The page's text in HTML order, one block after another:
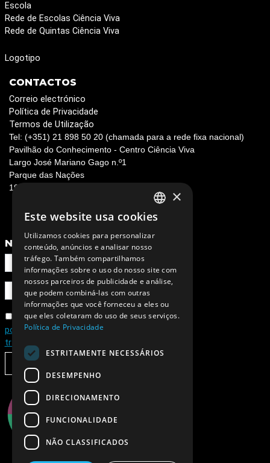
Escola
Rede de Escolas Ciência Viva
Rede de Quintas Ciência Viva
Logotipo
CONTACTOS
Correio electrónico
Política de Privacidade
Termos de Utilização
Tel: (+351) 21 898 50 20 (chamada para a rede fixa nacional)
Pavilhão do Conhecimento - Centro Ciência Viva
Largo José Mariano Gago n.º1
Parque das Nações
1990-073 Lisboa, Portugal
NEWSLETTER
Concordo com a
política de privacidade e de
tratamento de dados pessoais
SUBSCREVER
PORTUGUESE
ENGLISH
×
Este website usa cookies
Utilizamos cookies para personalizar
conteúdo, anúncios e analisar nosso
tráfego. Também compartilhamos
informações sobre o uso do nosso site com
nossos parceiros de publicidade e análise,
que podem combiná-las com outras
informações que você forneceu a eles ou
que eles coletaram do uso de seus serviços.
Política de Privacidade
ESTRITAMENTE NECESSÁRIOS
DESEMPENHO
DIRECIONAMENTO
FUNCIONALIDADE
NÃO CLASSIFICADOS